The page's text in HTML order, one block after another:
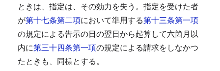
ときは、指定は、その効力を失う。 指定を受けた者
が第十七条第二項において準用する第十三条第一項
の規定による告示の日の翌日から起算して六箇月以
内に第三十四条第一項の規定による請求をしなかつ
たときも、同様とする。